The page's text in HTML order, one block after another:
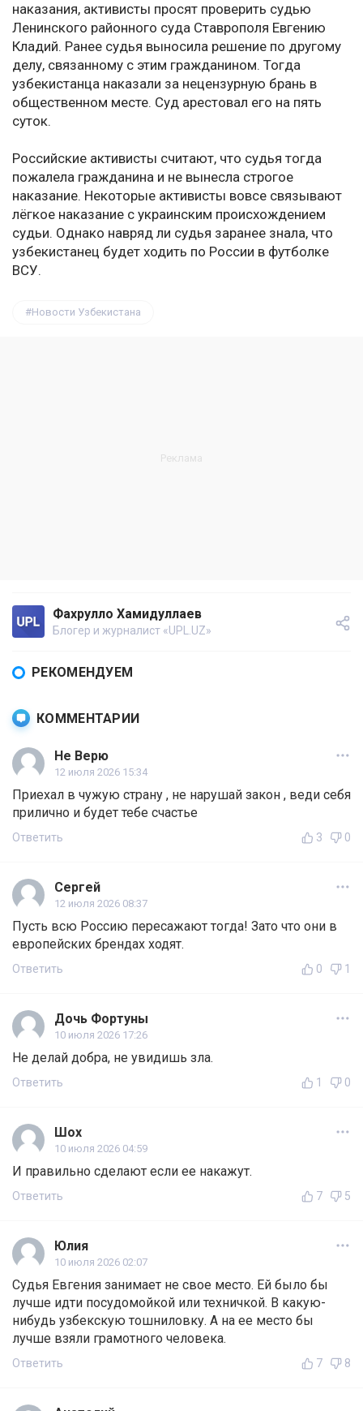
наказания, активисты просят проверить судью
Ленинского районного суда Ставрополя Евгению
Кладий. Ранее судья выносила решение по другому
делу, связанному с этим гражданином. Тогда
узбекистанца наказали за нецензурную брань в
общественном месте. Суд арестовал его на пять
суток.
Российские активисты считают, что судья тогда
пожалела гражданина и не вынесла строгое
наказание. Некоторые активисты вовсе связывают
лёгкое наказание с украинским происхождением
судьи. Однако навряд ли судья заранее знала, что
узбекистанец будет ходить по России в футболке
ВСУ.
Новости Узбекистана
Фахрулло Хамидуллаев
Блогер и журналист «UPL.UZ»
РЕКОМЕНДУЕМ
КОММЕНТАРИИ
Не Верю
12 июля 2026 15:34
Приехал в чужую страну , не нарушай закон , веди себя
прилично и будет тебе счастье
Ответить 3 0
Сергей
12 июля 2026 08:37
Пусть всю Россию пересажают тогда! Зато что они в
европейских брендах ходят.
Ответить 0 1
Дочь Фортуны
10 июля 2026 17:26
Не делай добра, не увидишь зла.
Ответить 1 0
Шох
10 июля 2026 04:59
И правильно сделают если ее накажут.
Ответить 7 5
Юлия
10 июля 2026 02:07
Судья Евгения занимает не свое место. Ей было бы
лучше идти посудомойкой или техничкой. В какую-
нибудь узбекскую тошниловку. А на ее место бы
лучше взяли грамотного человека.
Ответить 7 8